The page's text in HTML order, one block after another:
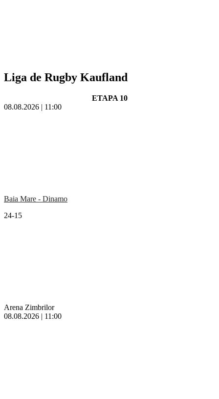
Liga de Rugby Kaufland
ETAPA 10
08.08.2026 | 11:00
Baia Mare - Dinamo
24-15
Arena Zimbrilor
08.08.2026 | 11:00